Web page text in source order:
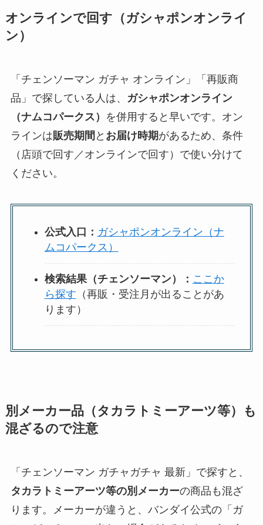
オンラインで回す（ガシャポンオンライ
ン）
「チェンソーマン ガチャ オンライン」「再販商
品」で探している人は、
ガシャポンオンライン
（ナムコパークス）
を併用すると早いです。オン
ラインは販売期間 と お届け時期があるため、条件
（店頭で回す／オンラインで回す）で使い分けて
ください。
公式入口： ガシャポンオンライン（ナ
ムコパークス）
検索結果（チェンソーマン）： ここか
ら探す （再販・受注月が出ることがあ
ります）
別メーカー品（タカラトミーアーツ等）も
混ざるので注意
「チェンソーマン ガチャガチャ 最新」で探すと、
タカラトミーアーツ等の別メーカーの商品も混ざ
ります。メーカーが違うと、バンダイ公式の「ガ